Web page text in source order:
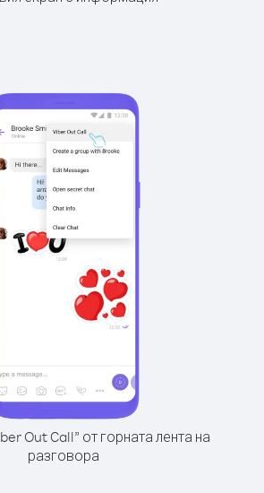
Out Call” от горната лента на
разговора